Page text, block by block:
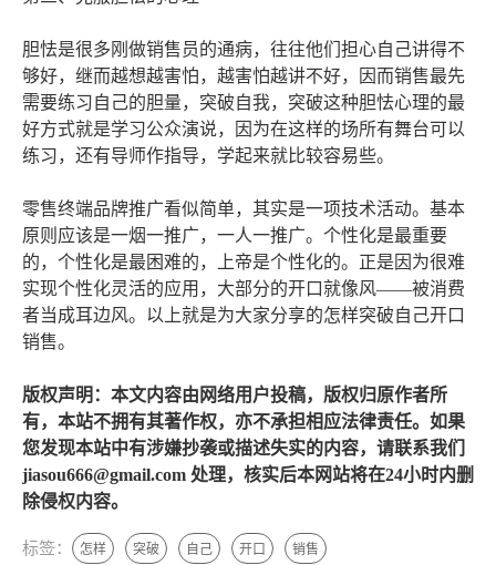
胆怯是很多刚做销售员的通病，往往他们担心自己讲得不
够好，继而越想越害怕，越害怕越讲不好，因而销售最先
需要练习自己的胆量，突破自我，突破这种胆怯心理的最
好方式就是学习公众演说，因为在这样的场所有舞台可以
练习，还有导师作指导，学起来就比较容易些。
零售终端品牌推广看似简单，其实是一项技术活动。基本
原则应该是一烟一推广，一人一推广。个性化是最重要
的，个性化是最困难的，上帝是个性化的。正是因为很难
实现个性化灵活的应用，大部分的开口就像风——被消费
者当成耳边风。以上就是为大家分享的怎样突破自己开口
销售。
版权声明：本文内容由网络用户投稿，版权归原作者所
有，本站不拥有其著作权，亦不承担相应法律责任。如果
您发现本站中有涉嫌抄袭或描述失实的内容，请联系我们
jiasou666@gmail.com 处理，核实后本网站将在24小时内删
除侵权内容。
标签： 怎样 突破 自己 开口 销售